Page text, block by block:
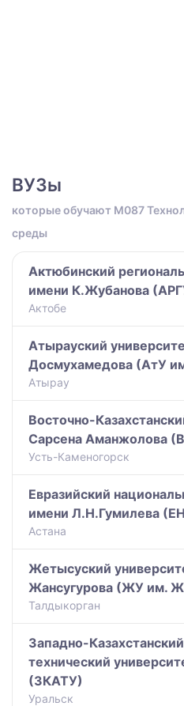
ВУЗы
которые обучают M087
среды
Актюбинский
имени К.Жубанова
Актобе
Атырауский
Досмухамедова (АтУ
Атырау
Восточно-
Сарсена Аманжолова
Усть-Каменогорск
Евразийский
имени Л.Н.Гумилева
Астана
Жетысуский
Жансугурова (ЖУ им.
Талдыкорган
Западно-
технический
(ЗКАТУ)
Уральск